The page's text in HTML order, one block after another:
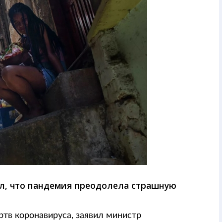
что пандемия преодолела страшную
коронавируса, заявил министр